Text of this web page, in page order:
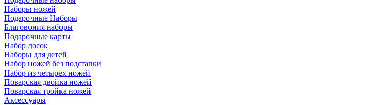
Наборы ножей
Подарочные Наборы
Благовония наборы
Подарочные карты
Набор досок
Наборы для детей
Набор ножей без подставки
Набор из четырех ножей
Поварская двойка ножей
Поварская тройка ножей
Аксессуары